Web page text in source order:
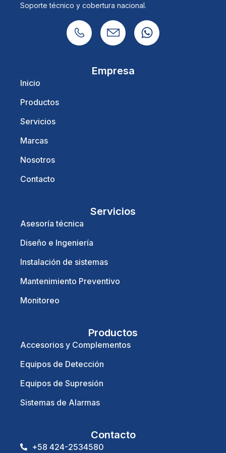
Soporte técnico y cobertura nacional.
Empresa
Inicio
Productos
Servicios
Marcas
Nosotros
Contacto
Servicios
Asesoría técnica
Diseño e Ingeniería
Instalación de sistemas
Mantenimiento Preventivo
Monitoreo
Productos
Accesorios y Complementos
Equipos de Detección
Equipos de Supresión
Sistemas de Alarmas
Contacto
+58 424-2534580